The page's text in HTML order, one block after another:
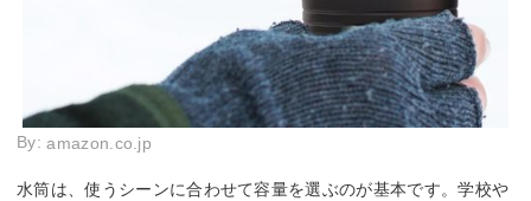
By:amazon.co.jp
水筒は、使うシーンに合わせて容量を選ぶのが基本です。学校や